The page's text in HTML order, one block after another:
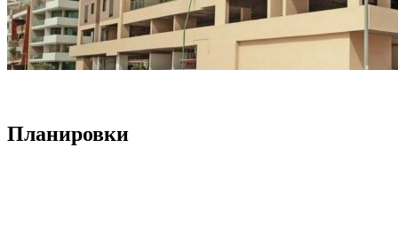
Планировки